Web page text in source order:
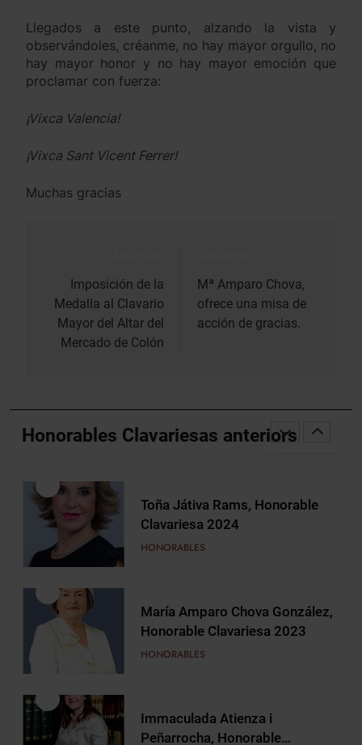
Llegados a este punto, alzando la vista y
observándoles, créanme, no hay mayor orgullo, no
hay mayor honor y no hay mayor emoción que
proclamar con fuerza:
¡Vixca Valencia!
¡Vixca Sant Vicent Ferrer!
Muchas gracias
entradas
Imposición de la
Medalla al Clavario
Mayor del Altar del
Mercado de Colón
Mª Amparo Chova,
ofrece una misa de
acción de gracias.
Honorables Clavariesas anteriors
14
Mª Asunción Palop Grau,
15
Mª José Llorens Esplugues,
Honorable Clavariesa 2025
HONORABLES
HONORABLES
María Amparo Chova González,
Honorable Clavariesa 2023
HONORABLES
Immaculada Atienza i
Peñarrocha, Honorable
Clavariesa 2020
HONORABLES
Mariví Borrell i Alós, Honorable
Clavariesa 2019